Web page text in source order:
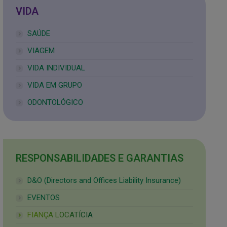
VIDA
SAÚDE
VIAGEM
VIDA INDIVIDUAL
VIDA EM GRUPO
ODONTOLÓGICO
RESPONSABILIDADES E GARANTIAS
D&O (Directors and Offices Liability Insurance)
EVENTOS
FIANÇA LOCATÍCIA